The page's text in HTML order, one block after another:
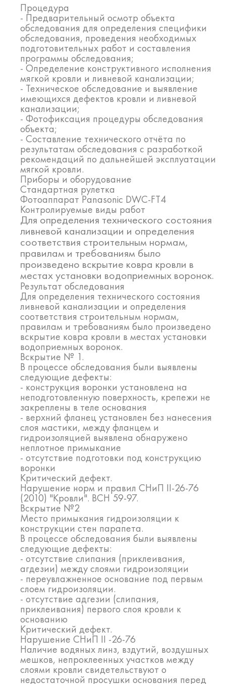
Процедура
- Предварительный осмотр объекта
обследования для определения специфики
обследования, проведения необходимых
подготовительных работ и составления
программы обследования;
- Определение конструктивного исполнения
мягкой кровли и ливневой канализации;
- Техническое обследование и выявление
имеющихся дефектов кровли и ливневой
канализации;
- Фотофиксация процедуры обследования
объекта;
- Составление технического отчёта по
результатам обследования с разработкой
рекомендаций по дальнейшей эксплуатации
мягкой кровли.
Приборы и оборудование
Стандартная рулетка
Фотоаппарат Panasonic DWC-FT4
Контролируемые виды работ
Для определения технического состояния
ливневой канализации и определения
соответствия строительным нормам,
правилам и требованиям было
произведено вскрытие ковра кровли в
местах установки водоприемных воронок.
Результат обследования
Для определения технического состояния
ливневой канализации и определения
соответствия строительным нормам,
правилам и требованиям было произведено
вскрытие ковра кровли в местах установки
водоприемных воронок.
Вскрытие № 1.
В процессе обследования были выявлены
следующие дефекты:
- конструкция воронки установлена на
неподготовленную поверхность, крепежи не
закреплены в теле основания
- верхний фланец установлен без нанесения
слоя мастики, между фланцем и
гидроизоляцией выявлена обнаружено
неплотное примыкание
- отсутствие подготовки под конструкцию
воронки
Критический дефект.
Нарушение норм и правил СНиП II-26-76
(2010) "Кровли". ВСН 59-97.
Вскрытие №2
Место примыкания гидроизоляции к
конструкции стен парапета.
В процессе обследования были выявлены
следующие дефекты:
- отсутствие слипания (приклеивания,
агдезии) между слоями гидроизоляции
- переувлажненное основание под первым
слоем гидроизоляции.
- отсутствие адгезии (слипания,
приклеивания) первого слоя кровли к
основанию
Критический дефект.
Нарушение СНиП II -26-76
Наличие водяных линз, вздутий, воздушных
мешков, непроклеенных участков между
слоями кровли свидетельствуют о
недостаточной просушки основания перед